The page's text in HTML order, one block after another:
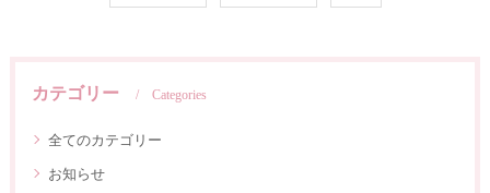
カテゴリー Categories
全てのカテゴリー
お知らせ